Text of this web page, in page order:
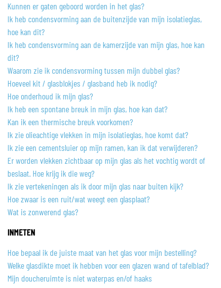
Kunnen er gaten geboord worden in het glas?
Ik heb condensvorming aan de buitenzijde van mijn isolatieglas,
hoe kan dit?
Ik heb condensvorming aan de kamerzijde van mijn glas, hoe kan
dit?
Waarom zie ik condensvorming tussen mijn dubbel glas?
Hoeveel kit / glasblokjes / glasband heb ik nodig?
Hoe onderhoud ik mijn glas?
Ik heb een spontane breuk in mijn glas, hoe kan dat?
Kan ik een thermische breuk voorkomen?
Ik zie olieachtige vlekken in mijn isolatieglas, hoe komt dat?
Ik zie een cementsluier op mijn ramen, kan ik dat verwijderen?
Er worden vlekken zichtbaar op mijn glas als het vochtig wordt of
beslaat. Hoe krijg ik die weg?
Ik zie vertekeningen als ik door mijn glas naar buiten kijk?
Hoe zwaar is een ruit/wat weegt een glasplaat?
Wat is zonwerend glas?
INMETEN
Hoe bepaal ik de juiste maat van het glas voor mijn bestelling?
Welke glasdikte moet ik hebben voor een glazen wand of tafelblad?
Mijn doucheruimte is niet waterpas en/of haaks